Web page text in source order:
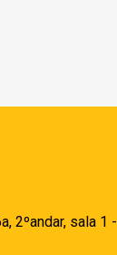
2ºandar, sala 1 -